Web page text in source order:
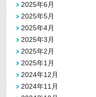
2025年6月
2025年5月
2025年4月
2025年3月
2025年2月
2025年1月
2024年12月
2024年11月